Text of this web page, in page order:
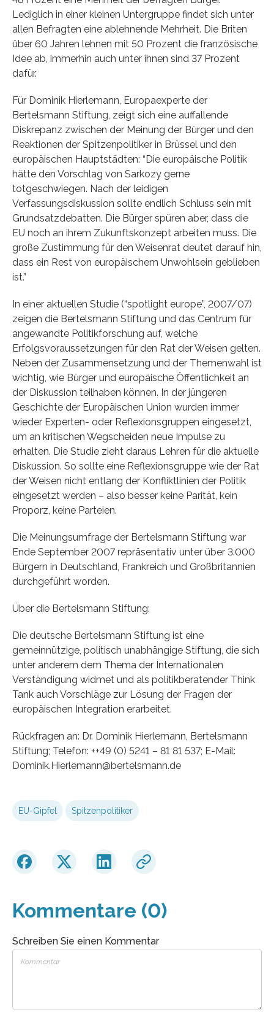
Lediglich in einer kleinen Untergruppe findet sich unter
allen Befragten eine ablehnende Mehrheit. Die Briten
über 60 Jahren lehnen mit 50 Prozent die französische
Idee ab, immerhin auch unter ihnen sind 37 Prozent
dafür.
Für Dominik Hierlemann, Europaexperte der
Bertelsmann Stiftung, zeigt sich eine auffallende
Diskrepanz zwischen der Meinung der Bürger und den
Reaktionen der Spitzenpolitiker in Brüssel und den
europäischen Hauptstädten: “Die europäische Politik
hätte den Vorschlag von Sarkozy gerne
totgeschwiegen. Nach der leidigen
Verfassungsdiskussion sollte endlich Schluss sein mit
Grundsatzdebatten. Die Bürger spüren aber, dass die
EU noch an ihrem Zukunftskonzept arbeiten muss. Die
große Zustimmung für den Weisenrat deutet darauf hin,
dass ein Rest von europäischem Unwohlsein geblieben
ist.”
In einer aktuellen Studie (“spotlight europe”, 2007/07)
zeigen die Bertelsmann Stiftung und das Centrum für
angewandte Politikforschung auf, welche
Erfolgsvoraussetzungen für den Rat der Weisen gelten.
Neben der Zusammensetzung und der Themenwahl ist
wichtig, wie Bürger und europäische Öffentlichkeit an
der Diskussion teilhaben können. In der jüngeren
Geschichte der Europäischen Union wurden immer
wieder Experten- oder Reflexionsgruppen eingesetzt,
um an kritischen Wegscheiden neue Impulse zu
erhalten. Die Studie zieht daraus Lehren für die aktuelle
Diskussion. So sollte eine Reflexionsgruppe wie der Rat
der Weisen nicht entlang der Konfliktlinien der Politik
eingesetzt werden – also besser keine Parität, kein
Proporz, keine Parteien.
Die Meinungsumfrage der Bertelsmann Stiftung war
Ende September 2007 repräsentativ unter über 3.000
Bürgern in Deutschland, Frankreich und Großbritannien
durchgeführt worden.
Über die Bertelsmann Stiftung:
Die deutsche Bertelsmann Stiftung ist eine
gemeinnützige, politisch unabhängige Stiftung, die sich
unter anderem dem Thema der Internationalen
Verständigung widmet und als politikberatender Think
Tank auch Vorschläge zur Lösung der Fragen der
europäischen Integration erarbeitet.
Rückfragen an: Dr. Dominik Hierlemann, Bertelsmann
Stiftung; Telefon: ++49 (0) 5241 – 81 81 537; E-Mail:
Dominik.Hierlemann@bertelsmann.de
EU-Gipfel Spitzenpolitiker
Kommentare (0)
Schreiben Sie einen Kommentar